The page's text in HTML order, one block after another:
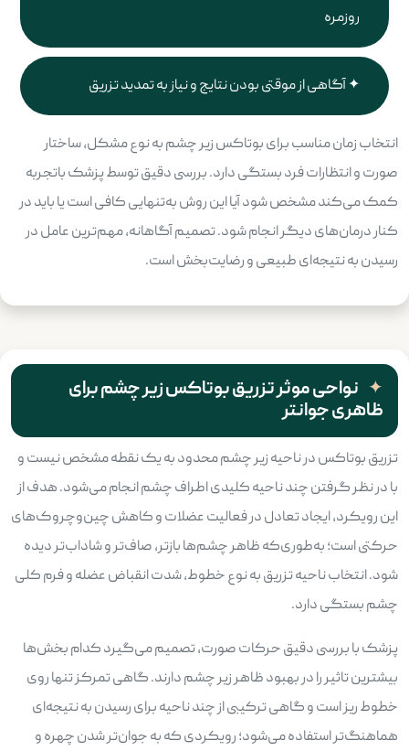
روزمره
آگاهی از موقتی بودن نتایج و نیاز به تمدید تزریق
انتخاب زمان مناسب برای بوتاکس زیر چشم به نوع مشکل، ساختار
صورت و انتظارات فرد بستگی دارد. بررسی دقیق توسط پزشک باتجربه
کمک می‌کند مشخص شود آیا این روش به‌تنهایی کافی است یا باید در
کنار درمان‌های دیگر انجام شود. تصمیم آگاهانه، مهم‌ترین عامل در
رسیدن به نتیجه‌ای طبیعی و رضایت‌بخش است.
نواحی موثر تزریق بوتاکس زیر چشم برای
ظاهری جوانتر
تزریق بوتاکس در ناحیه زیر چشم محدود به یک نقطه مشخص نیست و
با در نظر گرفتن چند ناحیه کلیدی اطراف چشم انجام می‌شود. هدف از
این رویکرد، ایجاد تعادل در فعالیت عضلات و کاهش چین‌وچروک‌های
حرکتی است؛ به‌طوری‌که ظاهر چشم‌ها بازتر، صاف‌تر و شاداب‌تر دیده
شود. انتخاب ناحیه تزریق به نوع خطوط، شدت انقباض عضله و فرم کلی
چشم بستگی دارد.
پزشک با بررسی دقیق حرکات صورت، تصمیم می‌گیرد کدام بخش‌ها
بیشترین تاثیر را در بهبود ظاهر زیر چشم دارند. گاهی تمرکز تنها روی
خطوط ریز است و گاهی ترکیبی از چند ناحیه برای رسیدن به نتیجه‌ای
هماهنگ‌تر استفاده می‌شود؛ رویکردی که به جوان‌تر شدن چهره و